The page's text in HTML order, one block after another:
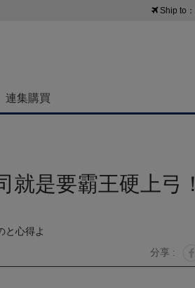
Ship to：
澳門
連集購買
就是要霸王硬上弓！
と心得よ
分享 :